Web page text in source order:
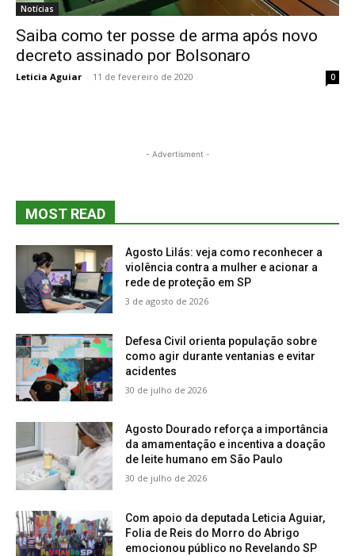
Notícias
Saiba como ter posse de arma após novo
decreto assinado por Bolsonaro
Leticia Aguiar - 11 de fevereiro de 2020 0
- Advertisment -
MOST READ
Agosto Lilás: veja como reconhecer a
violência contra a mulher e acionar a
rede de proteção em SP
3 de agosto de 2026
Defesa Civil orienta população sobre
como agir durante ventanias e evitar
acidentes
30 de julho de 2026
Agosto Dourado reforça a importância
da amamentação e incentiva a doação
de leite humano em São Paulo
30 de julho de 2026
Com apoio da deputada Leticia Aguiar,
Folia de Reis do Morro do Abrigo
emocionou público no Revelando SP